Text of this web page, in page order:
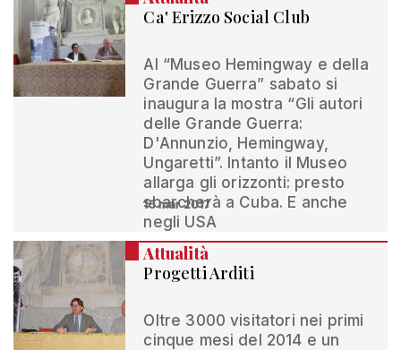
Ca' Erizzo Social Club
Al “Museo Hemingway e della
Grande Guerra” sabato si
inaugura la mostra “Gli autori
delle Grande Guerra:
D'Annunzio, Hemingway,
Ungaretti”. Intanto il Museo
allarga gli orizzonti: presto
sbarcherà a Cuba. E anche
negli USA
15 mar 2017
Attualità
Progetti Arditi
Oltre 3000 visitatori nei primi
cinque mesi del 2014 e un